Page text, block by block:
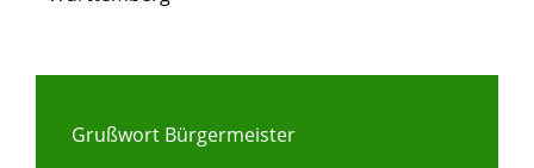
Grußwort Bürgermeister